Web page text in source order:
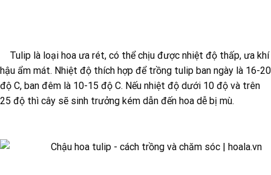
Tulip là loại hoa ưa rét, có thể chịu được nhiệt độ thấp, ưa khí
hậu ẩm mát. Nhiệt độ thích hợp để trồng tulip ban ngày là 16-20
độ C, ban đêm là 10-15 độ C. Nếu nhiệt độ dưới 10 độ và trên
25 độ thì cây sẽ sinh trưởng kém dẫn đến hoa dễ bị mù.